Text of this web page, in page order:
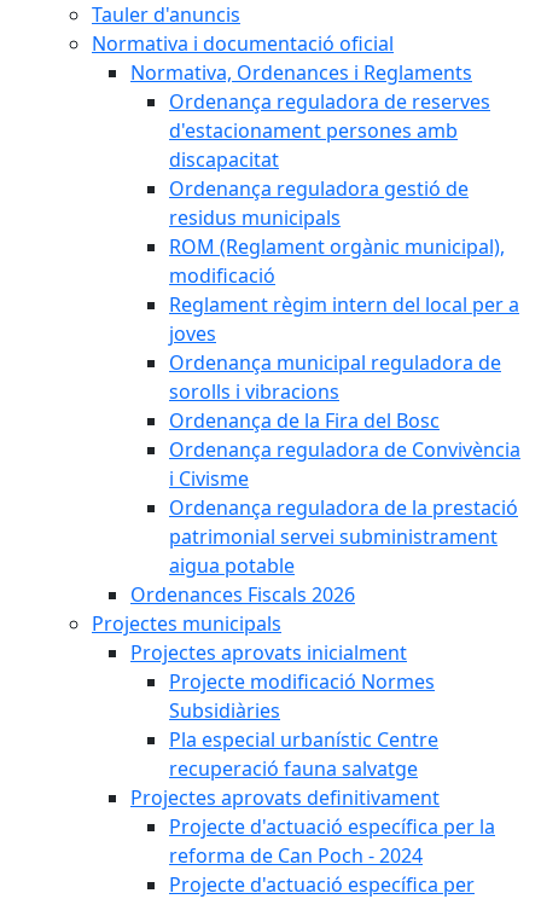
Tauler d'anuncis
Normativa i documentació oficial
Normativa, Ordenances i Reglaments
Ordenança reguladora de reserves
d'estacionament persones amb
discapacitat
Ordenança reguladora gestió de
residus municipals
ROM (Reglament orgànic municipal),
modificació
Reglament règim intern del local per a
joves
Ordenança municipal reguladora de
sorolls i vibracions
Ordenança de la Fira del Bosc
Ordenança reguladora de Convivència
i Civisme
Ordenança reguladora de la prestació
patrimonial servei subministrament
aigua potable
Ordenances Fiscals 2026
Projectes municipals
Projectes aprovats inicialment
Projecte modificació Normes
Subsidiàries
Pla especial urbanístic Centre
recuperació fauna salvatge
Projectes aprovats definitivament
Projecte d'actuació específica per la
reforma de Can Poch - 2024
Projecte d'actuació específica per